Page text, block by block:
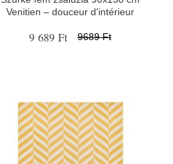
Venitien – douceur d'intérieur
9 689 Ft 9689 Ft